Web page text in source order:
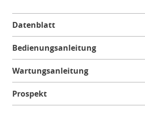
Datenblatt
Bedienungsanleitung
Wartungsanleitung
Prospekt